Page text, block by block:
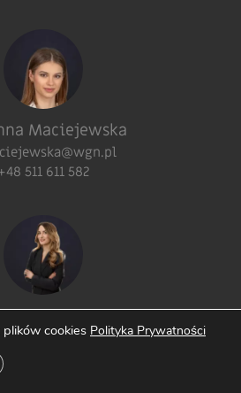
Maciejewska
511 611 582
Banaszak
cookies Polityka Prywatności
panel powiadomień o ciasteczkach